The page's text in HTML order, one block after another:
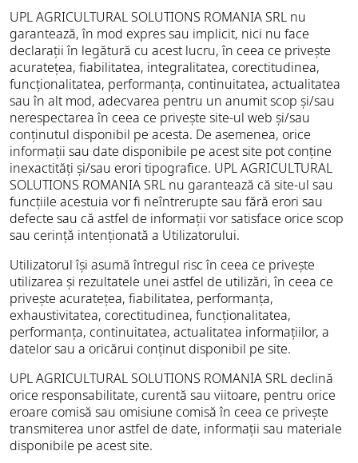
UPL AGRICULTURAL SOLUTIONS ROMANIA SRL nu
garantează, în mod expres sau implicit, nici nu face
declarații în legătură cu acest lucru, în ceea ce privește
acuratețea, fiabilitatea, integralitatea, corectitudinea,
funcționalitatea, performanța, continuitatea, actualitatea
sau în alt mod, adecvarea pentru un anumit scop și/sau
nerespectarea în ceea ce privește site-ul web și/sau
conținutul disponibil pe acesta. De asemenea, orice
informații sau date disponibile pe acest site pot conține
inexactități și/sau erori tipografice. UPL AGRICULTURAL
SOLUTIONS ROMANIA SRL nu garantează că site-ul sau
funcțiile acestuia vor fi neîntrerupte sau fără erori sau
defecte sau că astfel de informații vor satisface orice scop
sau cerință intenționată a Utilizatorului.
Utilizatorul își asumă întregul risc în ceea ce privește
utilizarea și rezultatele unei astfel de utilizări, în ceea ce
privește acuratețea, fiabilitatea, performanța,
exhaustivitatea, corectitudinea, funcționalitatea,
performanța, continuitatea, actualitatea informațiilor, a
datelor sau a oricărui conținut disponibil pe site.
UPL AGRICULTURAL SOLUTIONS ROMANIA SRL declină
orice responsabilitate, curentă sau viitoare, pentru orice
eroare comisă sau omisiune comisă în ceea ce privește
transmiterea unor astfel de date, informații sau materiale
disponibile pe acest site.